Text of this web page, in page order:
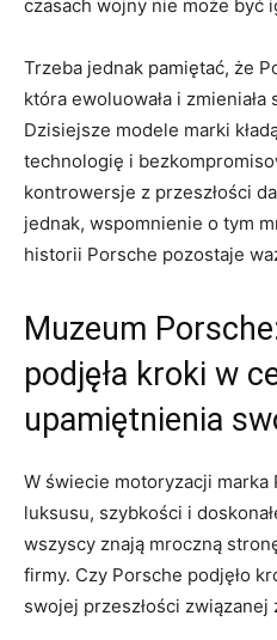
czasach wojny ⁤nie ⁣może​ być
Trzeba jednak pamiętać, że
która ewoluowała i​ zmieniała
Dzisiejsze‌ modele marki
technologię i
kontrowersje z przeszłości⁣
jednak, wspomnienie ⁢o tym
historii Porsche​ pozostaje‌
Muzeum​
podjęła ​kroki​ w⁢
upamiętnienia
W świecie motoryzacji
luksusu, szybkości⁤ i
wszyscy znają mroczną
firmy. Czy Porsche podjęło
swojej⁣ przeszłości związanej‌